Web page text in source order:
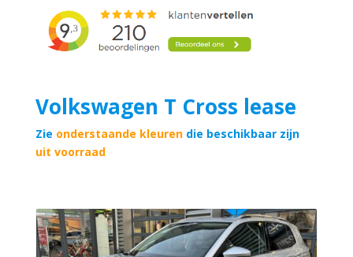
Volkswagen T Cross lease
Zie onderstaande kleurendie beschikbaar zijn
uit voorraad